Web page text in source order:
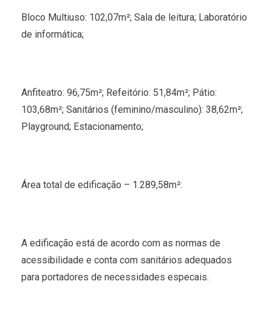
Bloco Multiuso: 102,07m²; Sala de leitura; Laboratório
de informática;
Anfiteatro: 96,75m²; Refeitório: 51,84m²; Pátio:
103,68m²; Sanitários (feminino/masculino): 38,62m²;
Playground; Estacionamento;
Área total de edificação – 1.289,58m²:
A edificação está de acordo com as normas de
acessibilidade e conta com sanitários adequados
para portadores de necessidades especais.